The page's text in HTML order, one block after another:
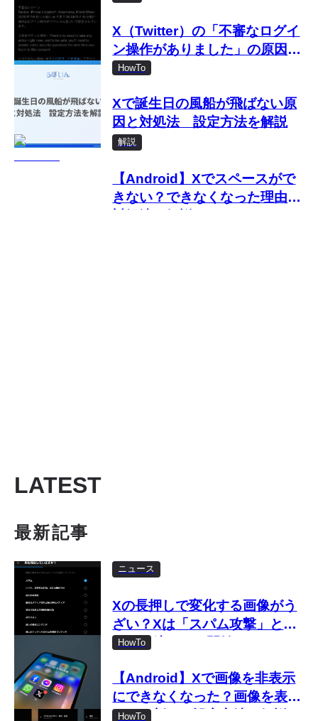
X（Twitter）の「不審なログイ
ン操作がありました」の原因と
対処法
HowTo
Xで誕生日の風船が飛ばない原
因と対処法 設定方法を解説
解説
【Android】Xでスペースがで
きない？できなくなった理由と
LATEST
最新記事
ニュース
Xの長押しで変化する画像がう
ざい？Xは「スパム攻撃」とし
て取り締まりを開始
HowTo
【Android】Xで画像を非表示
にできなくなった？画像を表示
しない新しい設定方法を解説
HowTo